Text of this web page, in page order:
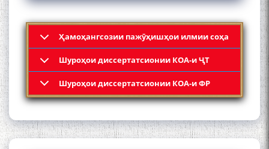
Ҳамоҳангсозии пажӯҳишҳои илмии соҳа
Шyроҳои диссертатсионии КОА-и ҶТ
Шyроҳои диссертатсионии КОА-и ФР
Кадамчо Худои Шарифзода